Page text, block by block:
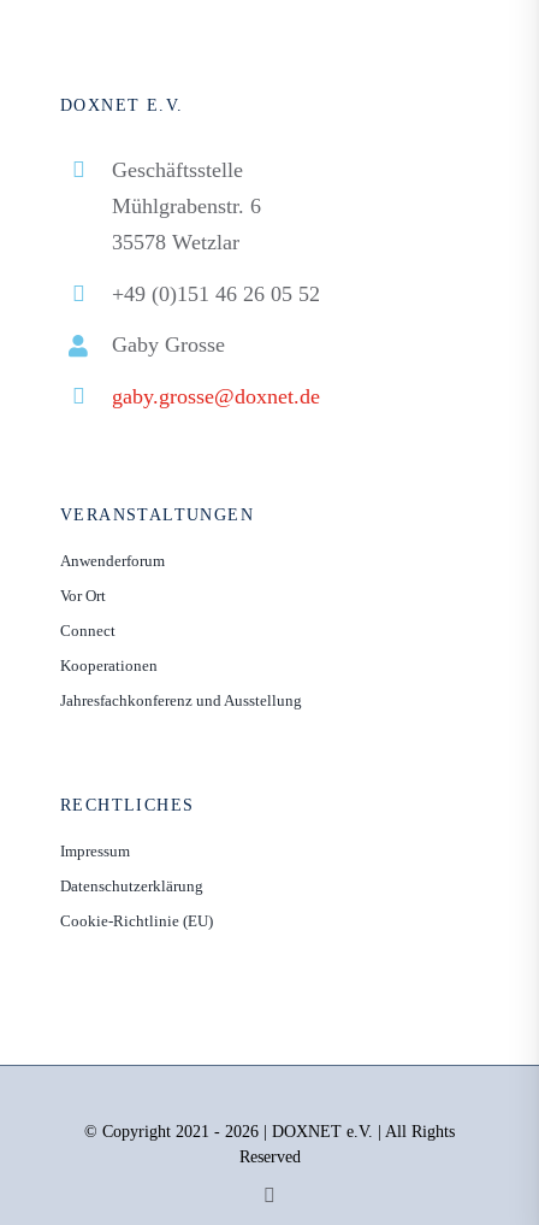
DOXNET E.V.
Geschäftsstelle
Mühlgrabenstr. 6
35578 Wetzlar
+49 (0)151 46 26 05 52
Gaby Grosse
gaby.grosse@doxnet.de
VERANSTALTUNGEN
Anwenderforum
Vor Ort
Connect
Kooperationen
Jahresfachkonferenz und Ausstellung
RECHTLICHES
Impressum
Datenschutzerklärung
Cookie-Richtlinie (EU)
© Copyright 2021 - 2026 | DOXNET e.V. | All Rights
Reserved